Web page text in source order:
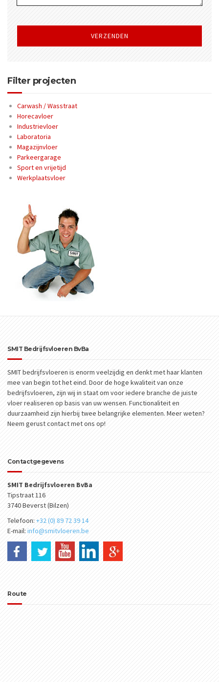
Filter projecten
Carwash / Wasstraat
Horecavloer
Industrievloer
Laboratoria
Magazijnvloer
Parkeergarage
Sport en vrijetijd
Werkplaatsvloer
SMIT Bedrijfsvloeren BvBa
SMIT bedrijfsvloeren is enorm veelzijdig en denkt met haar klanten
mee van begin tot het eind. Door de hoge kwaliteit van onze
bedrijfsvloeren, zijn wij in staat om voor iedere branche de juiste
vloer realiseren op basis van uw wensen. Functionaliteit en
duurzaamheid zijn hierbij twee belangrijke elementen. Meer weten?
Neem gerust contact met ons op!
Contactgegevens
SMIT Bedrijfsvloeren BvBa
Tipstraat 116
3740 Beverst (Bilzen)
Telefoon: +32 (0) 89 72 39 14
E-mail: info@smitvloeren.be
Route